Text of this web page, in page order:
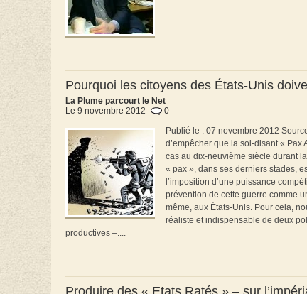
Pourquoi les citoyens des États-Unis
La Plume parcourt le Net
Le 9 novembre 2012
0
Publié le : 07 novembre 2012
d’empêcher que la soi-disant «
cas au dix-neuvième siècle durant
« pax », dans ses derniers stades,
l’imposition d’une puissance
prévention de cette guerre comme
même, aux États-Unis. Pour cela,
réaliste et indispensable de deux
productives –....